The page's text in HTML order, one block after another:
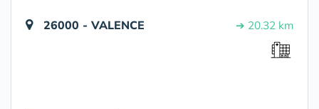
26000 - VALENCE ➔ 20.32 km